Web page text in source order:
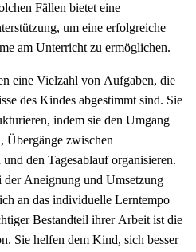
Fällen bietet eine
um eine erfolgreiche
am Unterricht zu ermöglichen.
eine Vielzahl von Aufgaben, die
des Kindes abgestimmt sind. Sie
indem sie den Umgang
Übergänge zwischen
den Tagesablauf organisieren.
der Aneignung und Umsetzung
an das individuelle Lerntempo
Bestandteil ihrer Arbeit ist die
Sie helfen dem Kind, sich besser